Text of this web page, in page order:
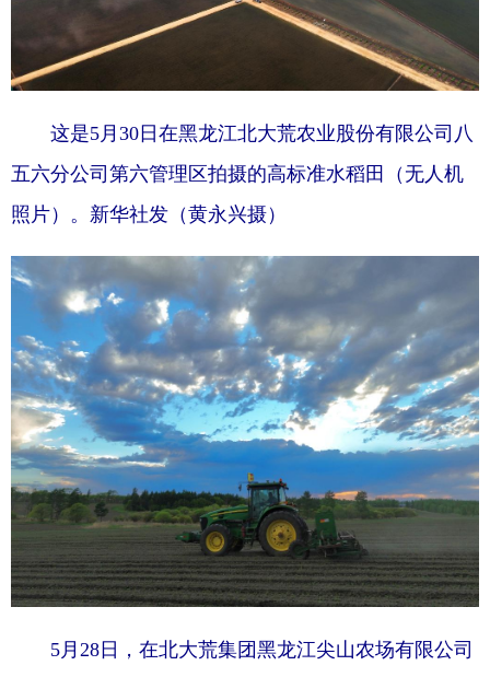
这是5月30日在黑龙江北大荒农业股份有限公司八
五六分公司第六管理区拍摄的高标准水稻田（无人机
照片）。新华社发（黄永兴摄）
5月28日，在北大荒集团黑龙江尖山农场有限公司